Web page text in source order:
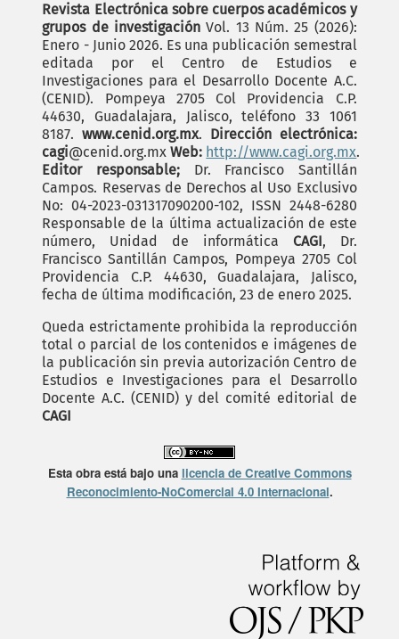
Revista Electrónica sobre cuerpos académicos y
grupos de investigación Vol. 13 Núm. 25 (2026):
Enero - Junio 2026. Es una publicación semestral
editada por el Centro de Estudios e
Investigaciones para el Desarrollo Docente A.C.
(CENID). Pompeya 2705 Col Providencia C.P.
44630, Guadalajara, Jalisco, teléfono 33 1061
8187.www.cenid.org.mx. Dirección electrónica:
cagi@cenid.org.mxWeb: http://www.cagi.org.mx.
Editor responsable;Dr. Francisco Santillán
Campos. Reservas de Derechos al Uso Exclusivo
No: 04-2023-031317090200-102, ISSN 2448-6280
Responsable de la última actualización de este
número, Unidad de informática CAGI, Dr.
Francisco Santillán Campos, Pompeya 2705 Col
Providencia C.P. 44630, Guadalajara, Jalisco,
fecha de última modificación, 23 de enero 2025.
Queda estrictamente prohibida la reproducción
total o parcial de los contenidos e imágenes de
la publicación sin previa autorización Centro de
Estudios e Investigaciones para el Desarrollo
Docente A.C. (CENID) y del comité editorial de
CAGI
Esta obra está bajo una licencia de Creative Commons
Reconocimiento-NoComercial 4.0 Internacional.